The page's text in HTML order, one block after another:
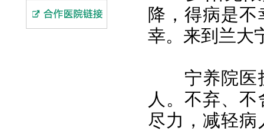
降，得病是
幸。来到兰大
宁养院医
人。不弃、
尽力，减轻